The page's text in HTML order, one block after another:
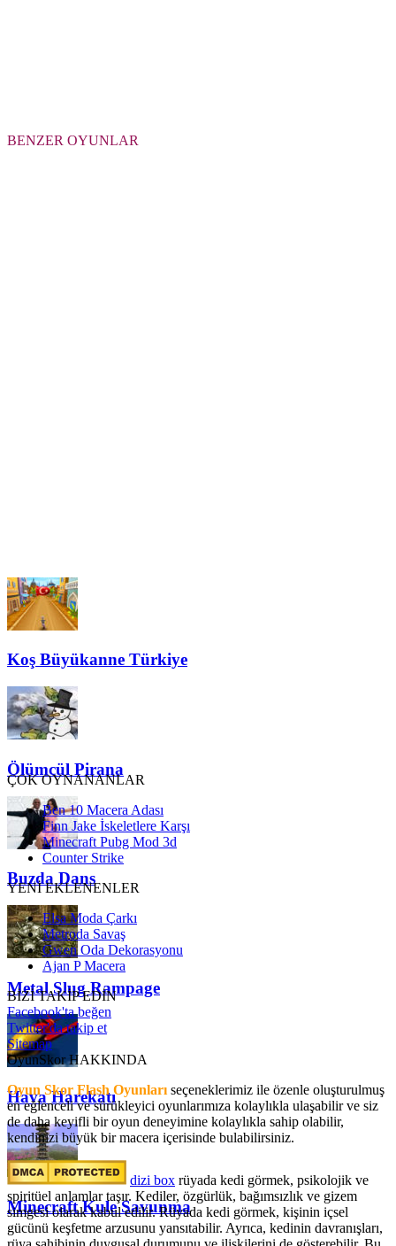
BENZER OYUNLAR
Koş Büyükanne Türkiye
Ölümcül Pirana
Buzda Dans
Metal Slug Rampage
Hava Harekatı
Minecraft Kule Savunma
ÇOK OYNANANLAR
Ben 10 Macera Adası
Finn Jake İskeletlere Karşı
Minecraft Pubg Mod 3d
Counter Strike
YENİ EKLENENLER
Elsa Moda Çarkı
Metroda Savaş
Gwen Oda Dekorasyonu
Ajan P Macera
BİZİ TAKİP EDİN
Facebook'ta beğen
Twitter'da takip et
Sitemap
OyunSkor HAKKINDA
Oyun Skor Flash Oyunları seçeneklerimiz ile özenle oluşturulmuş
en eğlenceli ve sürükleyici oyunlarımıza kolaylıkla ulaşabilir ve siz
de daha keyifli bir oyun deneyimine kolaylıkla sahip olabilir,
kendinizi büyük bir macera içerisinde bulabilirsiniz.
dizi box rüyada kedi görmek​, psikolojik ve
spiritüel anlamlar taşır. Kediler, özgürlük, bağımsızlık ve gizem
simgesi olarak kabul edilir. Rüyada kedi görmek, kişinin içsel
gücünü keşfetme arzusunu yansıtabilir. Ayrıca, kedinin davranışları,